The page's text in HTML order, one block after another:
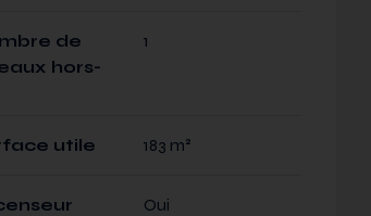
de
hors-
1
utile 183 m²
Oui